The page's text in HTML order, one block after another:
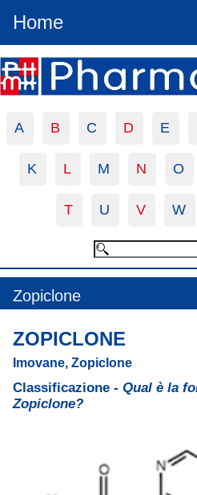
Home
A B C D E
K L M N O
T U V W
Zopiclone
ZOPICLONE
Imovane, Zopiclone
Classificazione - Qual è la
Zopiclone?